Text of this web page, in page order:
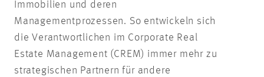
Immobilien und deren
Managementprozessen. So entwickeln sich
die Verantwortlichen im Corporate Real
Estate Management (CREM) immer mehr zu
strategischen Partnern für andere